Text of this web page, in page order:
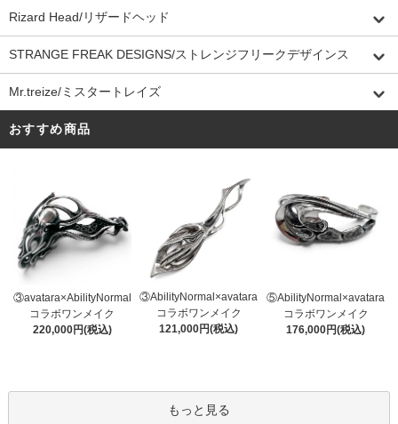
Rizard Head/リザードヘッド
STRANGE FREAK DESIGNS/ストレンジフリークデザインス
Mr.treize/ミスタートレイズ
おすすめ商品
③avatara×AbilityNormal
コラボワンメイク
220,000円(税込)
③AbilityNormal×avatara
コラボワンメイク
121,000円(税込)
⑤AbilityNormal×avatara
コラボワンメイク
176,000円(税込)
もっと見る